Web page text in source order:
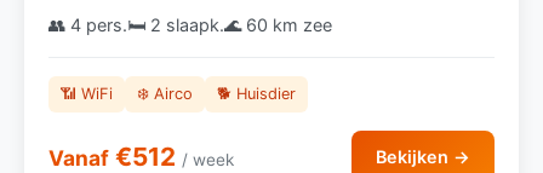
👥 4 pers.🛏️ 2 slaapk.🌊 60 km zee
📶 WiFi ❄️ Airco 🐕 Huisdier
Vanaf €512 / week Bekijken →